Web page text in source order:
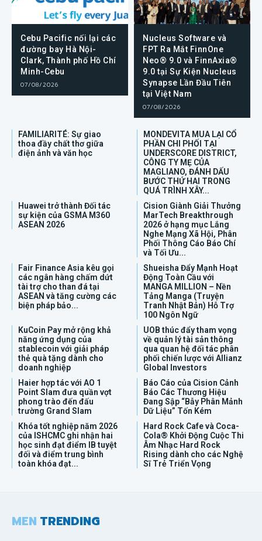
Cebu Pacific nối lại các
đường bay Hà Nội-
Clark, Thành phố Hồ Chí
Minh-Cebu
07/08/2026
Nucleus Software và
FPT Ra Mắt FinnOne
Neo® 9.0 và FinnAxia®
9.0 tại Sự Kiện Nucleus
Synapse Lần Đầu Tiên
tại Việt Nam
07/08/2026
FAMILIARITÉ: Sự giao
thoa đầy chất thơ giữa
điện ảnh và văn học
MONDEVITA MUA LẠI CỔ
PHẦN CHI PHỐI TẠI
UNDERSCORE DISTRICT,
CÔNG TY MẸ CỦA
MAGLIANO, ĐÁNH DẤU
BƯỚC THỨ HAI TRONG
QUÁ TRÌNH XÂY...
Huawei trở thành Đối tác
sự kiện của GSMA M360
ASEAN 2026
Cision Giành Giải Thưởng
MarTech Breakthrough
2026 ở hạng mục Lắng
Nghe Mạng Xã Hội, Phân
Phối Thông Cáo Báo Chí
và Tối Ưu...
Fair Finance Asia kêu gọi
các ngân hàng chấm dứt
tài trợ cho than đá tại
ASEAN và tăng cường các
biện pháp bảo...
Shueisha Đẩy Mạnh Hoạt
Động Toàn Cầu với
MANGA MILLION – Nền
Tảng Manga (Truyện
Tranh Nhật Bản) Hỗ Trợ
100 Ngôn Ngữ
KuCoin Pay mở rộng khả
năng ứng dụng của
stablecoin với giải pháp
thẻ quà tặng dành cho
doanh nghiệp
UOB thúc đẩy tham vọng
về quản lý tài sản thông
qua quan hệ đối tác phân
phối chiến lược với Allianz
Global Investors
Haier hợp tác với AO 1
Point Slam đưa quần vợt
phong trào đến đấu
trường Grand Slam
Báo Cáo của Cision Cảnh
Báo Các Thương Hiệu
Đang Sập “Bẫy Phân Mảnh
Dữ Liệu” Tốn Kém
Khóa tốt nghiệp năm 2026
của ISHCMC ghi nhận hai
học sinh đạt điểm IB tuyệt
đối và điểm trung bình
toàn khóa đạt...
Hard Rock Cafe và Coca-
Cola® Khởi Động Cuộc Thi
Âm Nhạc Hard Rock
Rising dành cho các Nghệ
Sĩ Trẻ Triển Vọng
MEN TRENDING